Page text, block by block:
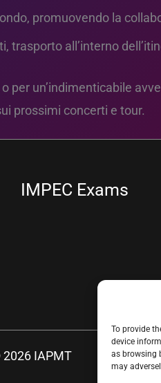
To provide
device
as browsing
may
promuovendo la
trasporto all’interno
per un’indimenticabile
prossimi concerti e tour.
IMPEC Exams
IAPMT